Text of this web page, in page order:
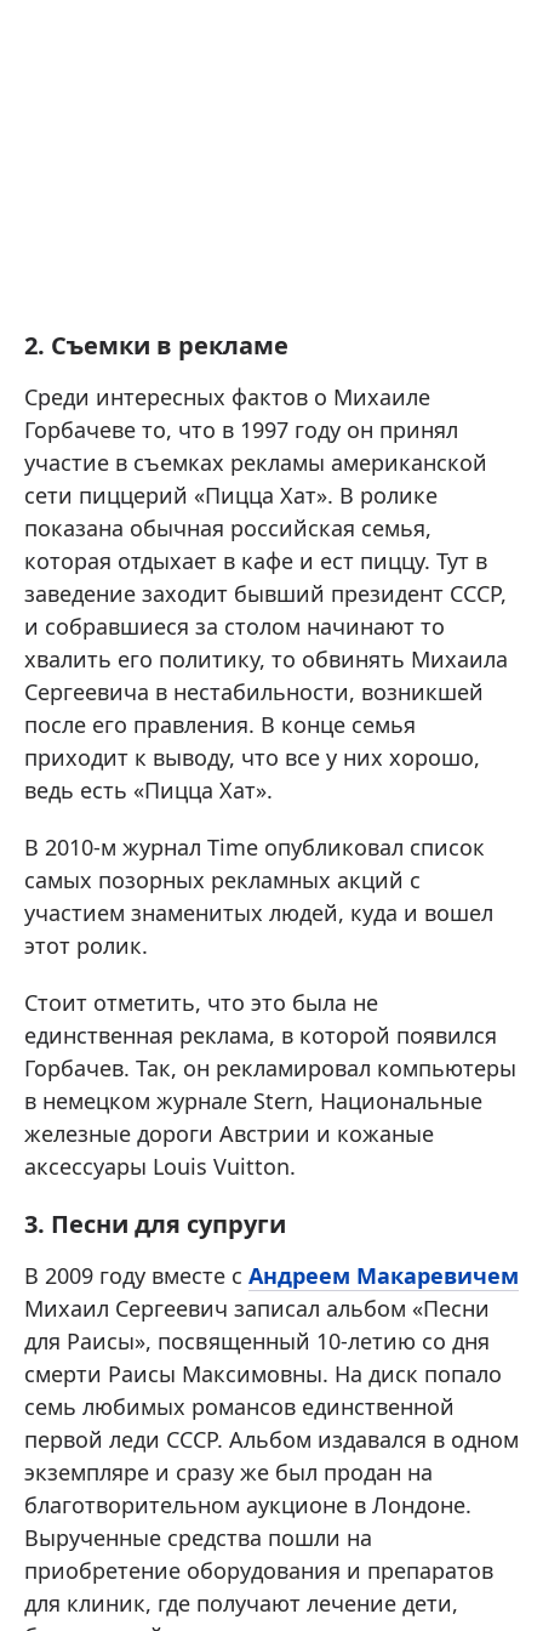
2. Съемки в рекламе
Среди интересных фактов о Михаиле
Горбачеве то, что в 1997 году он принял
участие в съемках рекламы американской
сети пиццерий «Пицца Хат». В ролике
показана обычная российская семья,
которая отдыхает в кафе и ест пиццу. Тут в
заведение заходит бывший президент СССР,
и собравшиеся за столом начинают то
хвалить его политику, то обвинять Михаила
Сергеевича в нестабильности, возникшей
после его правления. В конце семья
приходит к выводу, что все у них хорошо,
ведь есть «Пицца Хат».
В 2010-м журнал Time опубликовал список
самых позорных рекламных акций с
участием знаменитых людей, куда и вошел
этот ролик.
Стоит отметить, что это была не
единственная реклама, в которой появился
Горбачев. Так, он рекламировал компьютеры
в немецком журнале Stern, Национальные
железные дороги Австрии и кожаные
аксессуары Louis Vuitton.
3. Песни для супруги
В 2009 году вместе с Андреем Макаревичем
Михаил Сергеевич записал альбом «Песни
для Раисы», посвященный 10-летию со дня
смерти Раисы Максимовны. На диск попало
семь любимых романсов единственной
первой леди СССР. Альбом издавался в одном
экземпляре и сразу же был продан на
благотворительном аукционе в Лондоне.
Вырученные средства пошли на
приобретение оборудования и препаратов
для клиник, где получают лечение дети,